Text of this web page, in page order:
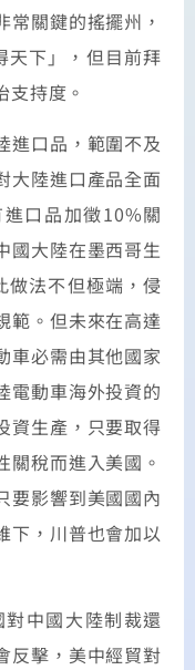
關鍵的搖擺州，
天下」，但目前拜
持度。
口品，範圍不及
大陸進口產品全面
口品加徵10%關
國大陸在墨西哥生
做法不但極端，侵
範。但未來在高達
車必需由其他國家
電動車海外投資的
資生產，只要取得
關稅而進入美國。
要影響到美國國內
下，川普也會加以
中國大陸制裁還
反擊，美中經貿對